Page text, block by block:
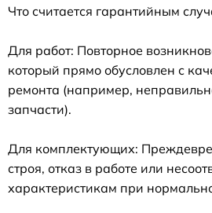
Что считается гарантийным
Для работ: Повторное
который прямо обусловлен с
ремонта (например,
запчасти).
Для комплектующих:
строя, отказ в работе или
характеристикам при